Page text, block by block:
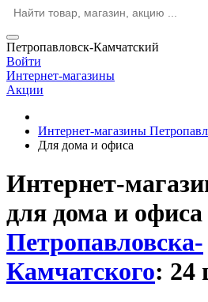
Петропавловск-Камчатский
Войти
Интернет-магазины
Акции
Интернет-магазины
Для дома и офиса
Интернет-
для дома и офиса
Петропавловска-
Камчатского: 24